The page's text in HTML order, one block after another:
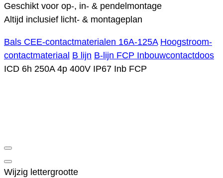
Geschikt voor op-, in- & pendelmontage
Altijd inclusief licht- & montageplan
Bals CEE-contactmaterialen 16A-125A Hoogstroom-
contactmateriaal B lijn B-lijn FCP Inbouwcontactdoos
ICD 6h 250A 4p 400V IP67 Inb FCP
Wijzig lettergrootte